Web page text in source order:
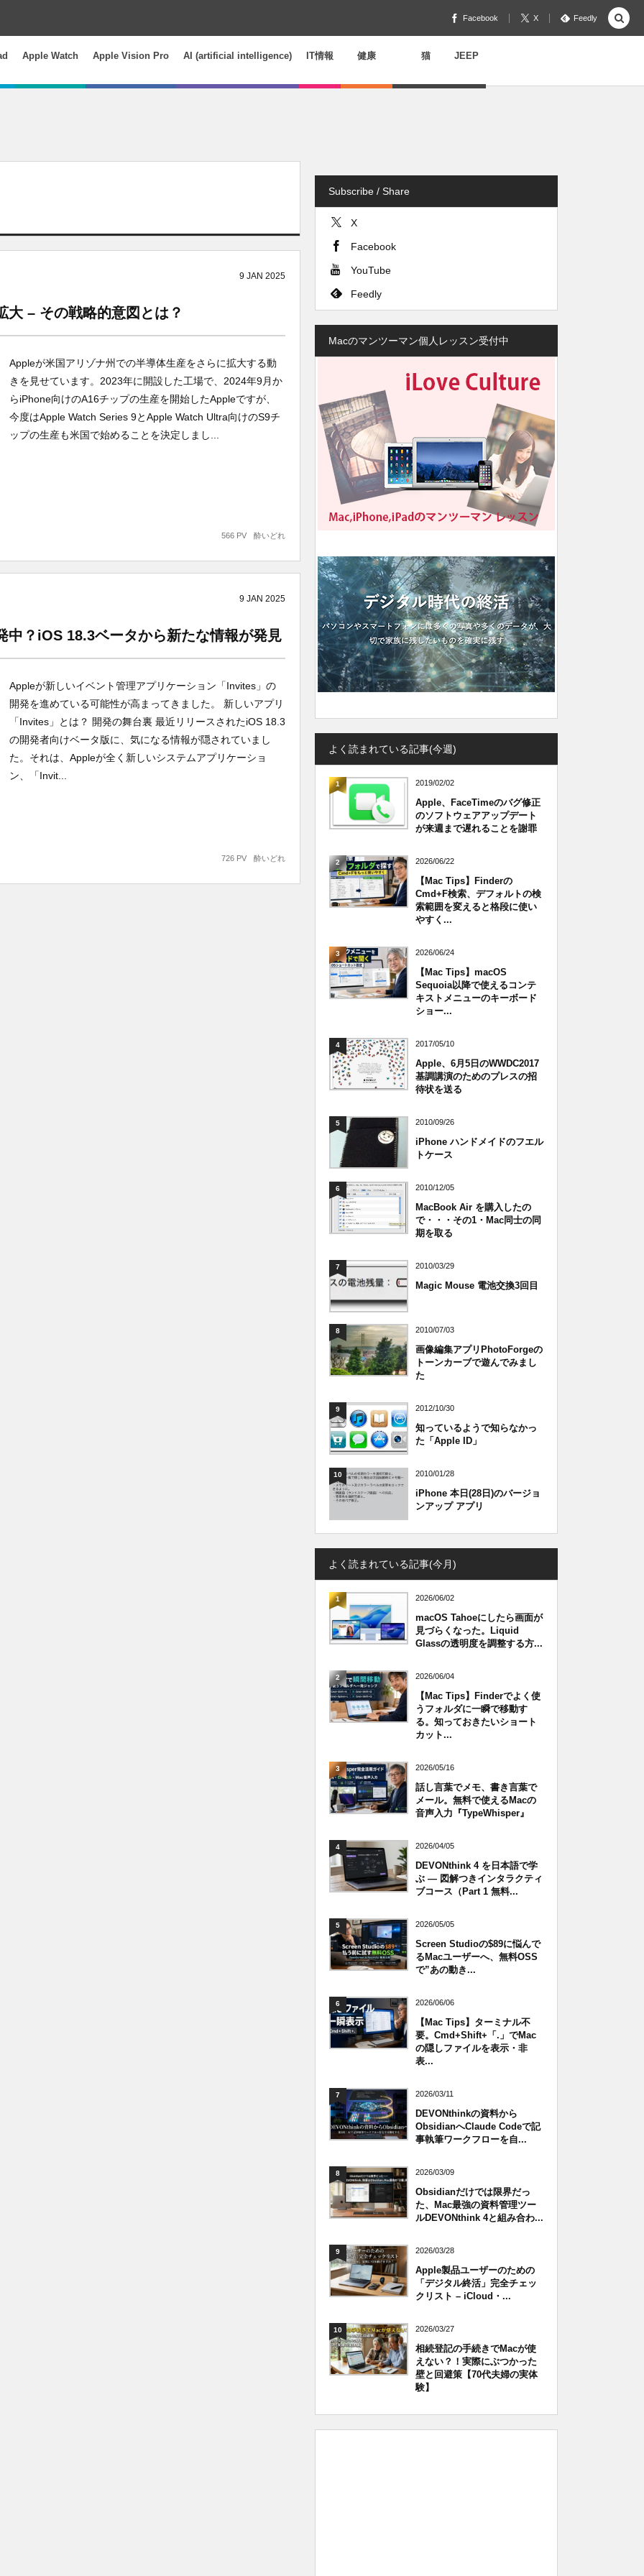
Facebook X Feedly
Apple Watch Apple Vision Pro AI (artificial intelligence) IT情報 健康 猫 JEEP
9 JAN 2025
– その戦略的意図とは？
Appleが米国アリゾナ州での半導体生産をさらに拡大する動
きを見せています。2023年に開設した工場で、2024年9月か
らiPhone向けのA16チップの生産を開始したAppleですが、
今度はApple Watch Series 9とApple Watch Ultra向けのS9チ
ップの生産も米国で始めることを決定しまし...
酔いどれ
566 PV
9 JAN 2025
？iOS 18.3ベータから新たな情報が発見
Appleが新しいイベント管理アプリケーション「Invites」の
開発を進めている可能性が高まってきました。 新しいアプリ
「Invites」とは？ 開発の舞台裏 最近リリースされたiOS 18.3
の開発者向けベータ版に、気になる情報が隠されていまし
た。それは、Appleが全く新しいシステムアプリケーショ
ン、「Invit...
酔いどれ
726 PV
Subscribe / Share
X
Facebook
YouTube
Feedly
Macのマンツーマン個人レッスン受付中
よく読まれている記事(今週)
1 2019/02/02
Apple、FaceTimeのバグ修正
のソフトウェアアップデート
が来週まで遅れることを謝罪
2 2026/06/22
【Mac Tips】Finderの
Cmd+F検索、デフォルトの検
索範囲を変えると格段に使い
やすく...
3 2026/06/24
【Mac Tips】macOS
Sequoia以降で使えるコンテ
キストメニューのキーボード
ショー...
4 2017/05/10
Apple、6月5日のWWDC2017
基調講演のためのプレスの招
待状を送る
5 2010/09/26
iPhone ハンドメイドのフエル
トケース
6 2010/12/05
MacBook Air を購入したの
で・・・その1・Mac同士の同
期を取る
7 2010/03/29
Magic Mouse 電池交換3回目
8 2010/07/03
画像編集アプリPhotoForgeの
トーンカーブで遊んでみまし
た
9 2012/10/30
知っているようで知らなかっ
た「Apple ID」
10 2010/01/28
iPhone 本日(28日)のバージョ
ンアップ アプリ
よく読まれている記事(今月)
1 2026/06/02
macOS Tahoeにしたら画面が
見づらくなった。Liquid
Glassの透明度を調整する方...
2 2026/06/04
【Mac Tips】Finderでよく使
うフォルダに一瞬で移動す
る。知っておきたいショート
カット...
3 2026/05/16
話し言葉でメモ、書き言葉で
メール。無料で使えるMacの
音声入力『TypeWhisper』
4 2026/04/05
DEVONthink 4 を日本語で学
ぶ — 図解つきインタラクティ
ブコース（Part 1 無料...
5 2026/05/05
Screen Studioの$89に悩んで
るMacユーザーへ、無料OSS
で”あの動き...
6 2026/06/06
【Mac Tips】ターミナル不
要。Cmd+Shift+「.」でMac
の隠しファイルを表示・非
表...
7 2026/03/11
DEVONthinkの資料から
ObsidianへClaude Codeで記
事執筆ワークフローを自...
8 2026/03/09
Obsidianだけでは限界だっ
た、Mac最強の資料管理ツー
ルDEVONthink 4と組み合わ...
9 2026/03/28
Apple製品ユーザーのための
「デジタル終活」完全チェッ
クリスト – iCloud・...
10 2026/03/27
相続登記の手続きでMacが使
えない？！実際にぶつかった
壁と回避策【70代夫婦の実体
験】